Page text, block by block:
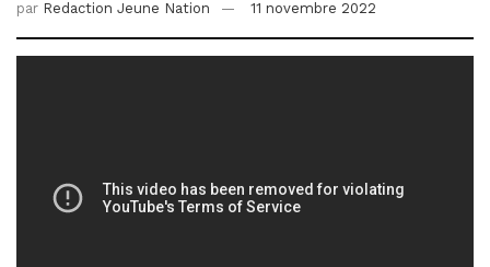
par Redaction Jeune Nation 11 novembre 2022